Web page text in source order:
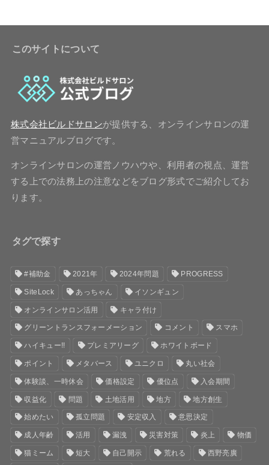
このサイトについて
株式会社ビルドサロンが提供する、オンラインサロンの運
営マニュアルブログです。
オンラインサロンの運営ノウハウや、利用者の視点、運営
する上での法務上の注意などをブログ形式でご紹介してお
ります。
タグで探す
#補助金 2021年 2024年問題 PROGRESS
SiteLock あっちゃん イソンギュン
オンラインサロン活用 キャラ付け
グリーントランスフォーメーション コメント スマホ
ハイキュー!! プレミアリーグ ホワイトボード
ポイント メタバース ユニクロ 丸い社会
体験談、一時休会 価格設定 優位点 入会期間
収益化 問題 土地活用 地方 地方創生
始めたい 孤立問題 安定収入 意思決定
成人年齢 活用 漏洩 災害対策 炎上 物価
猫ミーム 短大 自己開示 荒れる 西野亮廣